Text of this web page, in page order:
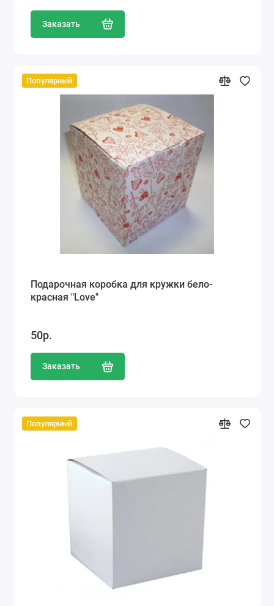
Заказать
Популярный
Подарочная коробка для кружки бело-
красная "Love"
50р.
Заказать
Популярный